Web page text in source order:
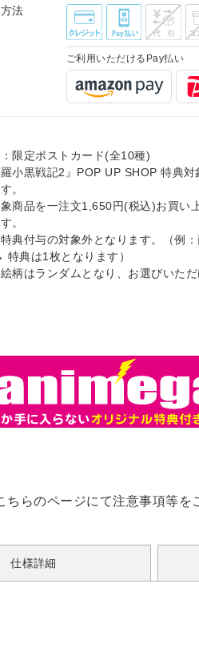
法
ご利用いただけるPay払い
限定ポストカード(全10種)
小黒戦記2』POP UP SHOP 特典対
。
商品を一注文1,650円(税込)お買い
。
典付与の対象外となります。（例
典は1枚となります）
柄はランダムとなり、お選びいただ
ちらのページにて注意事項等を
仕様詳細